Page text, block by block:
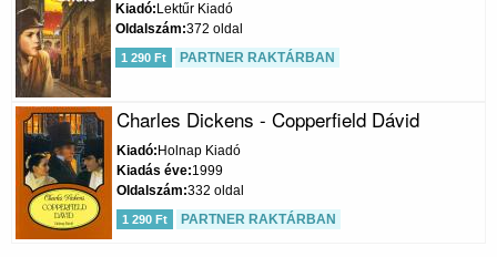
Kiadó Lektűr Kiadó
Oldalszám 372 oldal
1 290 Ft PARTNER RAKTÁRBAN
Charles Dickens - Copperfield Dávid
Kiadó Holnap Kiadó
Kiadás éve 1999
Oldalszám 332 oldal
1 290 Ft PARTNER RAKTÁRBAN